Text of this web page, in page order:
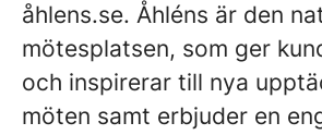
åhlens.se. Åhléns är den
mötesplatsen, som ger
och inspirerar till nya
möten samt erbjuder en